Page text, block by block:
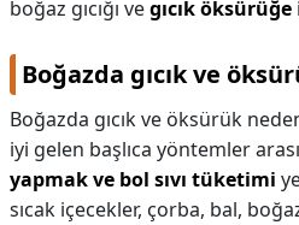
boğaz gıcığı vegıcık öksürüğe
Boğazda gıcık ve
Boğazda gıcık ve öksürük
iyi gelen başlıca yöntemler
yapmak ve bol sıvı tüketimi
sıcak içecekler, çorba, bal,